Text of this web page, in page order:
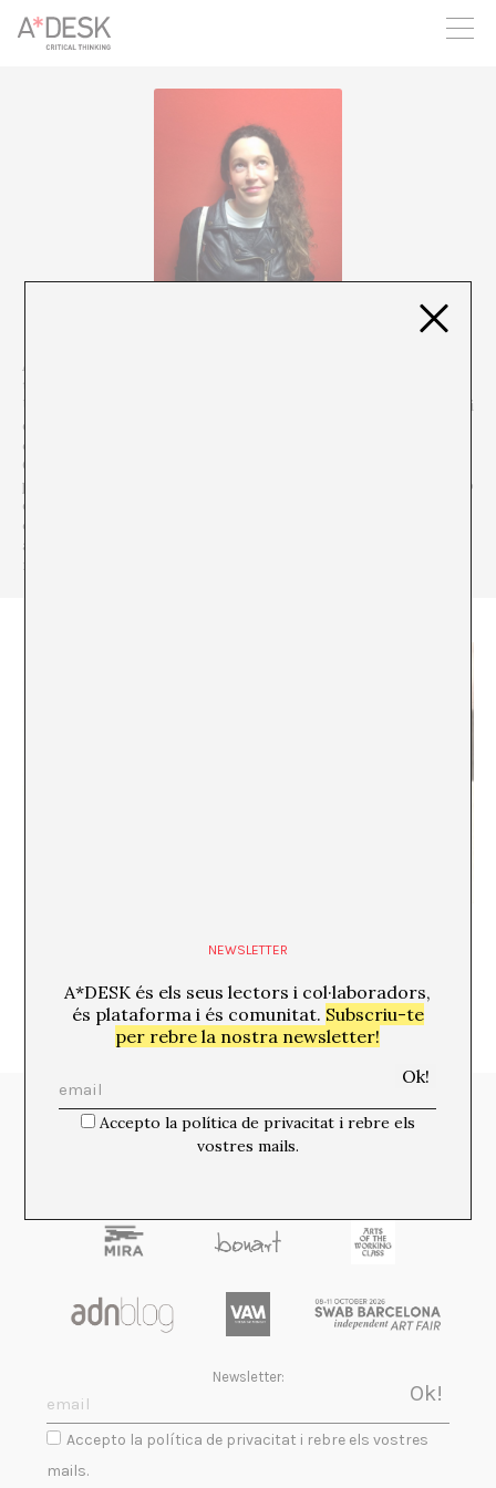
seguim necessitant-te per a poder seguir endavant. Ara pots
participar del projecte i recolzar-lo.
Anna María Iglesia (1986) és llicenciada en filologia italiana i en
teoria de la literatura i literatura comparada i doctora per la
Universitat de Barcelona amb la tesi “La narrativa de l’espai urbà i
de les seves pràctiques. El París del XIX i la flânerie”. Periodista
cultural, col·labora amb diferents mitjans –The Objective, El
Confidencial, Lletra Global, Turia, La esfera de Papel– escrivint
principalment sobre literatura i el món editorial. És redactora cap
de Librújula, on s’encarrega tant de l’edició bimensual en paper
com de l’edició digital. És lectora professional per a editorials i
acaba de publicar a l’editorial Wunderkammer el breu assaig La
revolució de les flâneuses.
Media Partners:
Newsletter:
Accepto la política de privacitat i rebre els vostres
mails.
NEWSLETTER
A*DESK és els seus lectors i col·laboradors,
és plataforma i és comunitat. Subscriu-te
per rebre la nostra newsletter!
Accepto la política de privacitat i rebre els
vostres mails.